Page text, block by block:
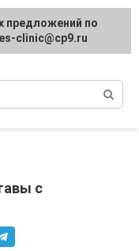
и
с
предложений по
clinic@cp9.ru